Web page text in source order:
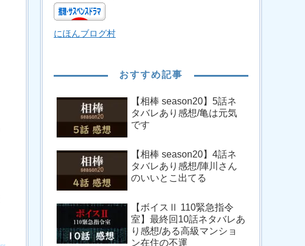
にほんブログ村
おすすめ記事
【相棒 season20】5話ネ
タバレあり感想/亀は元気
です
【相棒 season20】4話ネ
タバレあり感想/陣川さん
のいいとこ出てる
【ボイスⅡ 110緊急指令
室】最終回10話ネタバレあ
り感想/ある高級マンショ
ン在住の不運